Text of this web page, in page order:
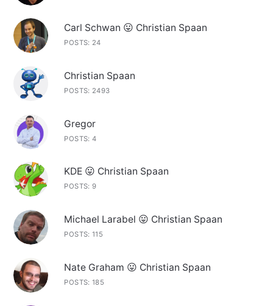
Carl Schwan 😛 Christian Spaan
POSTS: 24
Christian Spaan
POSTS: 2493
Gregor
POSTS: 4
KDE 😛 Christian Spaan
POSTS: 9
Michael Larabel 😛 Christian Spaan
POSTS: 115
Nate Graham 😛 Christian Spaan
POSTS: 185